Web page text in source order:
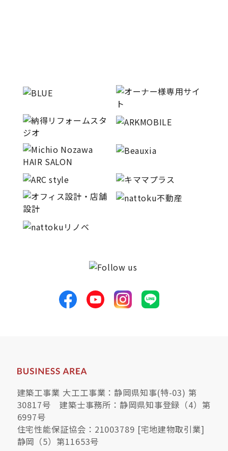
建築工事業 大工工事業：静岡県知事(特-03) 第
30817号 建築士事務所：静岡県知事登録（4）第
6997号
住宅性能保証協会：21003789 [宅地建物取引業]
静岡（5）第11653号